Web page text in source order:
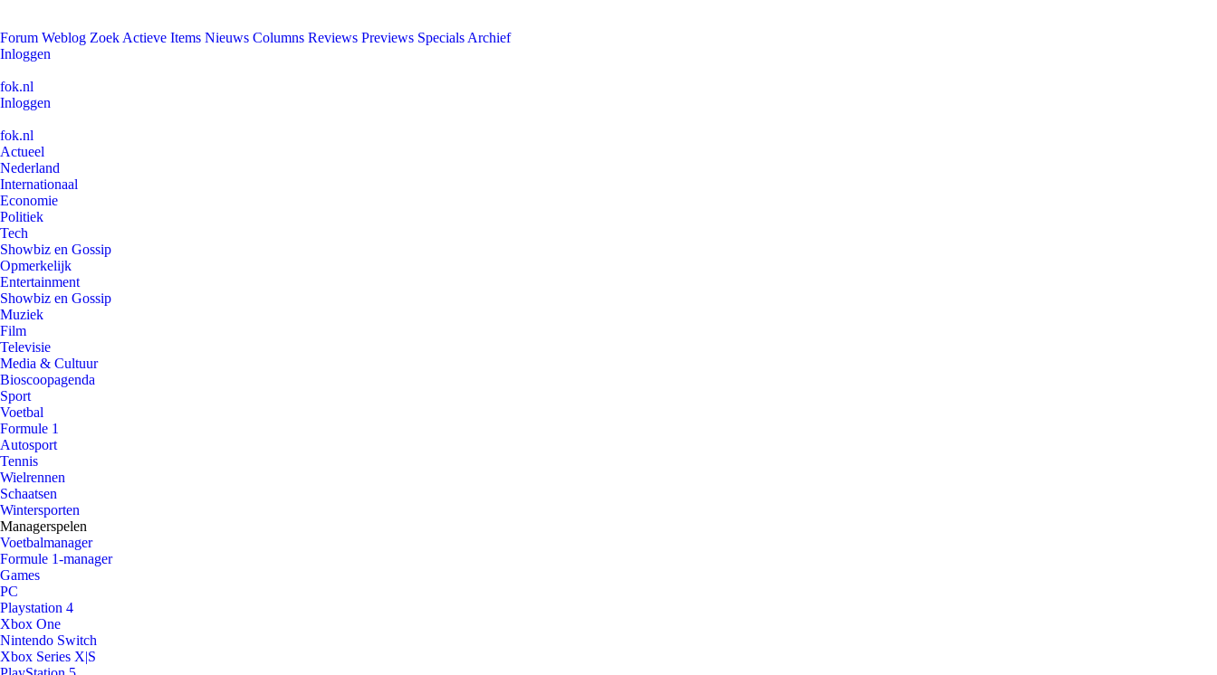
Forum Weblog Zoek Actieve Items Nieuws Columns Reviews Previews Specials Archief
Inloggen
fok.nl
Inloggen
fok.nl
Actueel
Nederland
Internationaal
Economie
Politiek
Tech
Showbiz en Gossip
Opmerkelijk
Entertainment
Showbiz en Gossip
Muziek
Film
Televisie
Media & Cultuur
Bioscoopagenda
Sport
Voetbal
Formule 1
Autosport
Tennis
Wielrennen
Schaatsen
Wintersporten
Managerspelen
Voetbalmanager
Formule 1-manager
Games
PC
Playstation 4
Xbox One
Nintendo Switch
Xbox Series X|S